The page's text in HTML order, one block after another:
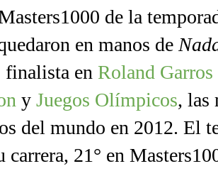
de la
en manos de
finalista en Roland Garros
y Juegos Olímpicos, las
del mundo en 2012. El
carrera, 21° en